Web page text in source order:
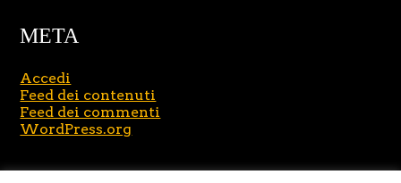
META
Accedi
Feed dei contenuti
Feed dei commenti
WordPress.org